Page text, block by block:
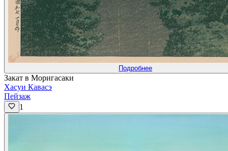
Подробнее
Закат в Моригасаки
Хасуи Кавасэ
Пейзаж
1